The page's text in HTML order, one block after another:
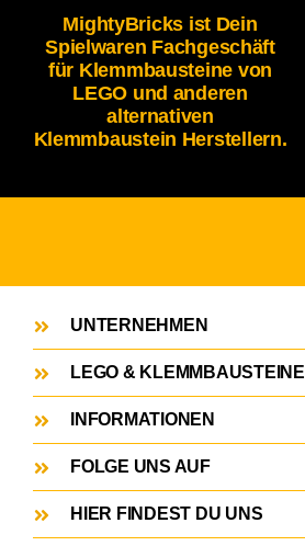
MightyBricks ist Dein
Spielwaren Fachgeschäft
für Klemmbausteine von
LEGO und anderen
alternativen
Klemmbaustein Herstellern.
UNTERNEHMEN
LEGO & KLEMMBAUSTEINE
INFORMATIONEN
FOLGE UNS AUF
HIER FINDEST DU UNS